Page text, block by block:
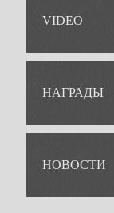
VIDEO
НАГРАДЫ
НОВОСТИ